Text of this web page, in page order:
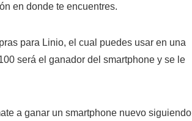
en donde te encuentres.
para Linio, el cual puedes usar en una
será el ganador del smartphone y se le
a ganar un smartphone nuevo siguiendo